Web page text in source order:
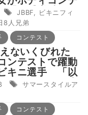
体重増減にと
しっかり食べて
JBBF
ビキニフィ
8人兄弟
コンテスト
ないくびれた
ンテストで躍動
キニ選手 「以
が全くなく、小
……」
サマースタイルア
コンテスト